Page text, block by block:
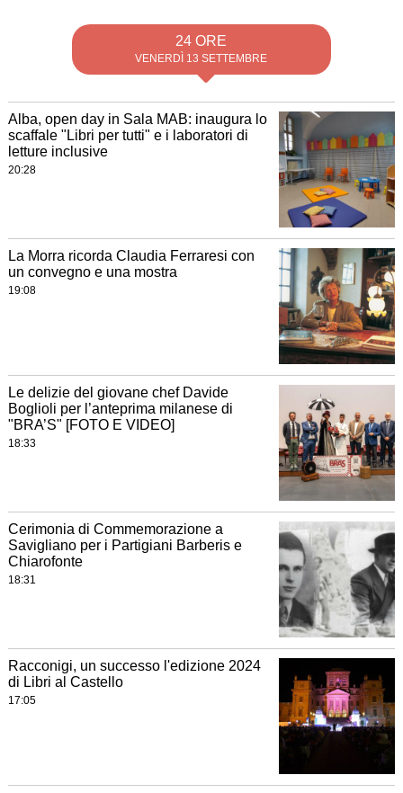
24 ORE
VENERDÌ 13 SETTEMBRE
Alba, open day in Sala MAB: inaugura lo
scaffale "Libri per tutti" e i laboratori di
letture inclusive
20:28
La Morra ricorda Claudia Ferraresi con
un convegno e una mostra
19:08
Le delizie del giovane chef Davide
Boglioli per l’anteprima milanese di
"BRA’S" [FOTO E VIDEO]
18:33
Cerimonia di Commemorazione a
Savigliano per i Partigiani Barberis e
Chiarofonte
18:31
Racconigi, un successo l'edizione 2024
di Libri al Castello
17:05